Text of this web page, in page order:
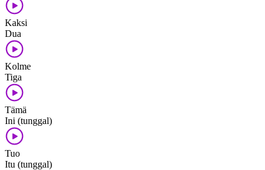
Kaksi
Dua
Kolme
Tiga
Tämä
Ini (tunggal)
Tuo
Itu (tunggal)